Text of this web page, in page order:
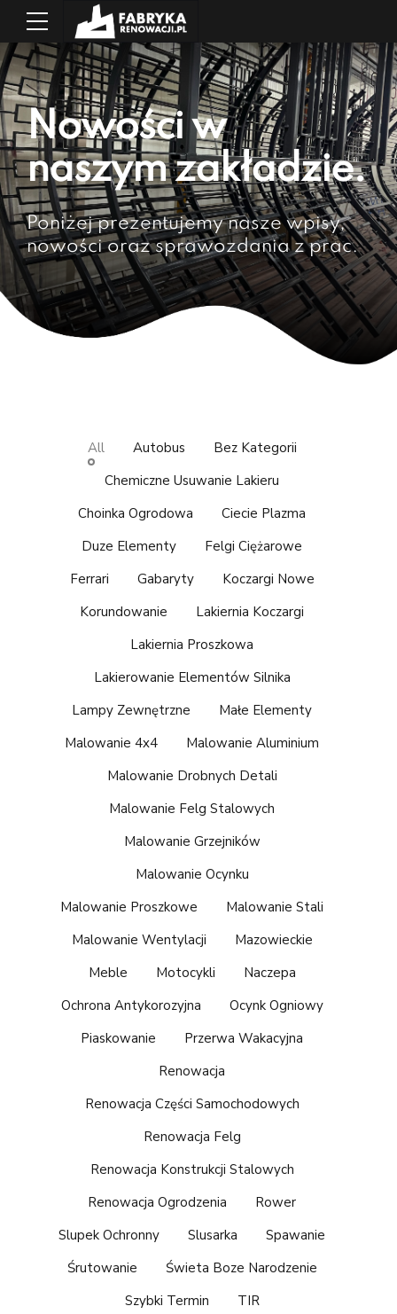
Nowości w
naszym zakładzie.
Poniżej prezentujemy nasze wpisy,
nowości oraz sprawozdania z prac.
All Autobus
Bez Kategorii
Chemiczne Usuwanie Lakieru
Choinka Ogrodowa
Ciecie Plazma
Duze Elementy
Felgi Ciężarowe
Ferrari
Gabaryty
Koczargi Nowe
Korundowanie
Lakiernia Koczargi
Lakiernia Proszkowa
Lakierowanie Elementów Silnika
Lampy Zewnętrzne
Małe Elementy
Malowanie 4x4
Malowanie Aluminium
Malowanie Drobnych Detali
Malowanie Felg Stalowych
Malowanie Grzejników
Malowanie Ocynku
Malowanie Proszkowe
Malowanie Stali
Malowanie Wentylacji
Mazowieckie
Meble
Motocykli
Naczepa
Ochrona Antykorozyjna
Ocynk Ogniowy
Piaskowanie
Przerwa Wakacyjna
Renowacja
Renowacja Części Samochodowych
Renowacja Felg
Renowacja Konstrukcji Stalowych
Renowacja Ogrodzenia
Rower
Slupek Ochronny
Slusarka
Spawanie
Śrutowanie
Świeta Boze Narodzenie
Szybki Termin
TIR